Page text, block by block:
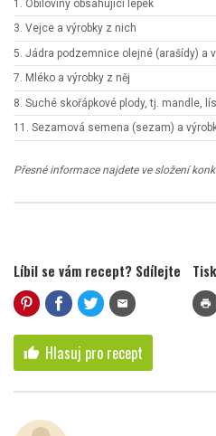
1. Obiloviny obsahující lepek
3. Vejce a výrobky z nich
5. Jádra podzemnice olejné (arašídy) a
7. Mléko a výrobky z něj
8. Suché skořápkové plody, tj. mandle,
11. Sezamová semena (sezam) a
Přesné informace najdete ve složení
Líbil se vám recept? Sdílejte
mail print
thumb_up Hlasuj pro recept